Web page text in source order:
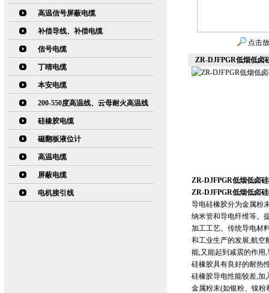
高温信号屏蔽电缆
补偿导线、补偿电缆
信号电缆
丁晴电缆
本安电缆
200-550度高温线、云母耐火高温线
硅橡胶电缆
磁翻板液位计
高温电缆
屏蔽电缆
电机接引线
点击
ZR-DJFPGR低烟低卤
ZR-DJFPGR低烟低卤
ZR-DJFPGR低烟低卤
导电硅橡胶分为金属粉
纳米管和导电纤维等。
加工工艺。传统导电材
和工业生产的发展,航空
能,又能起到减震的作用
硅橡胶具有良好的耐热
硅橡胶导电性能较差,加
金属粉末(如银粉、镍粉